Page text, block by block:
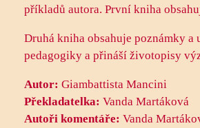
příkladů autora. První kniha
Druhá kniha obsahuje poznámky
pedagogiky a přináší životopisy
Autor: Giambattista Mancini
Překladatelka: Vanda Martáková
Autoři komentáře: Vanda